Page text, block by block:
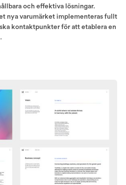
och effektiva lösningar.
nya varumärket implementeras fullt
kontaktpunkter för att etablera en